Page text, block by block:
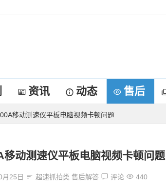
资讯 动态 售后
移动测速仪平板电脑视频卡顿问题
移动测速仪平板电脑视频卡顿问题
月25日 超速抓拍类 售后解答 评论 440